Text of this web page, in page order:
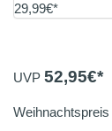
29,99€*
UVP 52,95€*
Weihnachtspreis